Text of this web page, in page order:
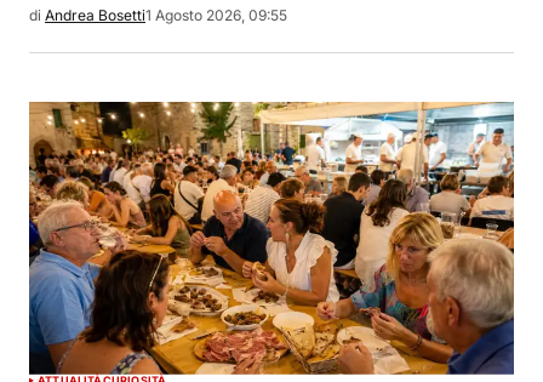
di Andrea Bosetti1 Agosto 2026, 09:55